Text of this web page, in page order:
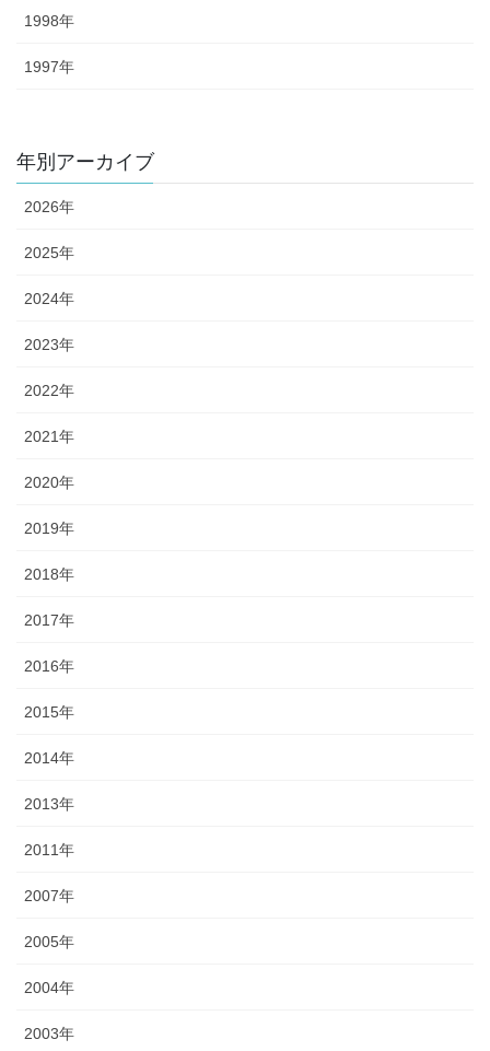
1998年
1997年
年別アーカイブ
2026年
2025年
2024年
2023年
2022年
2021年
2020年
2019年
2018年
2017年
2016年
2015年
2014年
2013年
2011年
2007年
2005年
2004年
2003年